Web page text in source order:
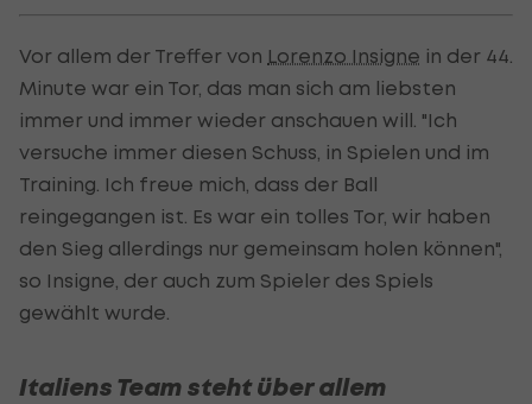
Vor allem der Treffer von Lorenzo Insigne in der 44.
Minute war ein Tor, das man sich am liebsten
immer und immer wieder anschauen will. "Ich
versuche immer diesen Schuss, in Spielen und im
Training. Ich freue mich, dass der Ball
reingegangen ist. Es war ein tolles Tor, wir haben
den Sieg allerdings nur gemeinsam holen können",
so Insigne, der auch zum Spieler des Spiels
gewählt wurde.
Italiens Team steht über allem